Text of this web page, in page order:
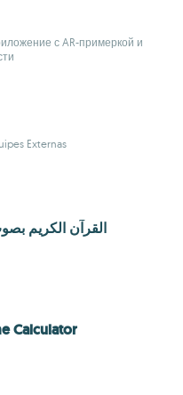
с AR-примеркой и
Externas
القرآن الكريم
Calculator